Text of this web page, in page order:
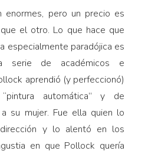
enormes, pero un precio es
el otro. Lo que hace que
especialmente paradójica es
serie de académicos e
aprendió (y perfeccionó)
automática” y de
a su mujer. Fue ella quien lo
y lo alentó en los
en que Pollock quería